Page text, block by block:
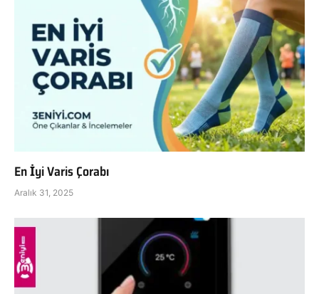
En İyi Varis Çorabı
Aralık 31, 2025